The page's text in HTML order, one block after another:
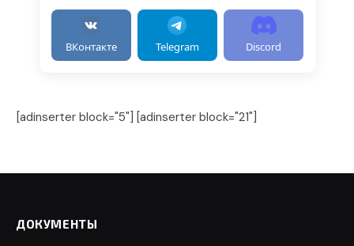
ВКонтакте Telegram Discord
[adinserter block="5"] [adinserter block="21"]
ДОКУМЕНТЫ